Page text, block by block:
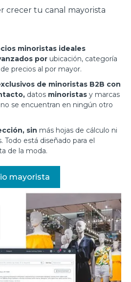
crecer tu canal mayorista
minoristas ideales
por ubicación, categoría
precios al por mayor.
de minoristas B2B con
datos minoristas y marcas
se encuentran en ningún otro
sin más hojas de cálculo ni
Todo está diseñado para el
de la moda.
mayorista